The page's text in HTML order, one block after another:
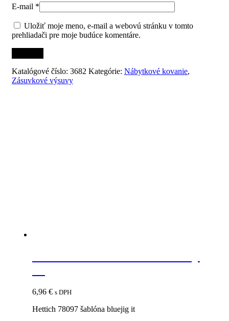
E-mail *
Uložiť moje meno, e-mail a webovú stránku v tomto
prehliadači pre moje budúce komentáre.
Katalógové číslo: 3682 Kategórie: Nábytkové kovanie,
Zásuvkové výsuvy
6,96 € s DPH
Hettich 78097 šablóna bluejig it